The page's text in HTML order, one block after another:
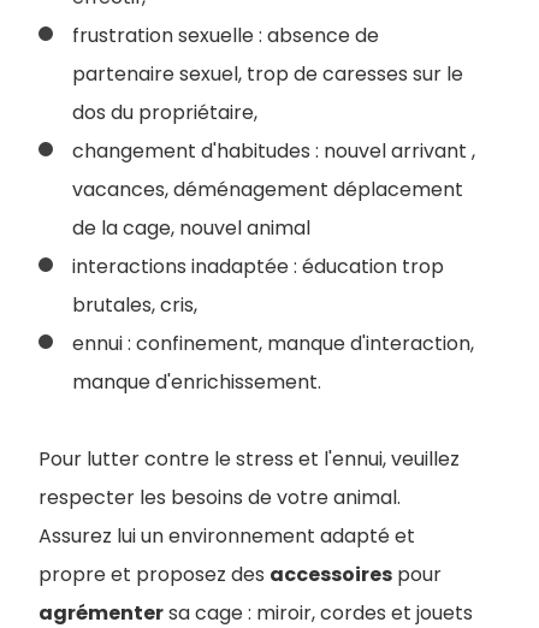
frustration sexuelle : absence de
partenaire sexuel, trop de caresses sur le
dos du propriétaire,
changement d'habitudes : nouvel arrivant ,
vacances, déménagement déplacement
de la cage, nouvel animal
interactions inadaptée : éducation trop
brutales, cris,
ennui : confinement, manque d'interaction,
manque d'enrichissement.
Pour lutter contre le stress et l'ennui, veuillez
respecter les besoins de votre animal.
Assurez lui un environnement adapté et
propre et proposez des accessoires pour
agrémentersa cage : miroir, cordes et jouets